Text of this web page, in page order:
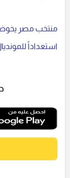
منتخب مصر يخوض
استعداداً